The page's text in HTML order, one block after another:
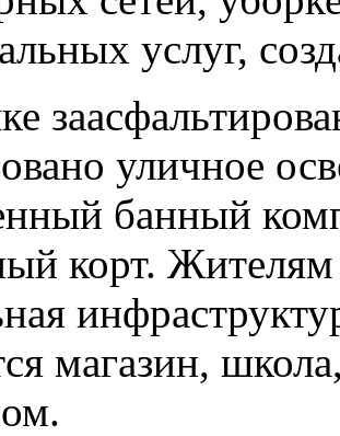
услуг,
уличное
банный
корт.
магазин,